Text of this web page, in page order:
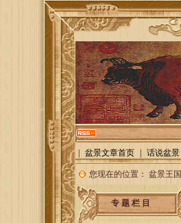
盆景文章首页 话说盆景
您现在的位置： 盆景王国
专 题 栏 目